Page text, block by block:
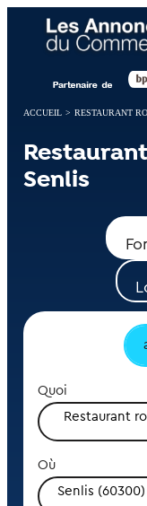
ACCUEIL > RESTAURANT
Senlis
Quoi
Restaurant
Où
Senlis (60300)
Panneau de gestion